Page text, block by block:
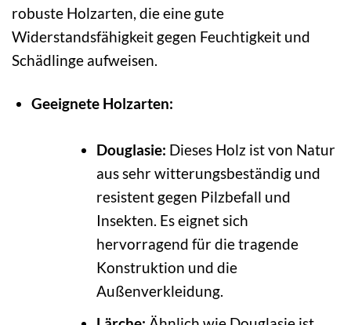
robuste Holzarten, die eine gute
Widerstandsfähigkeit gegen Feuchtigkeit und
Schädlinge aufweisen.
Geeignete Holzarten:
Douglasie: Dieses Holz ist von Natur
aus sehr witterungsbeständig und
resistent gegen Pilzbefall und
Insekten. Es eignet sich
hervorragend für die tragende
Konstruktion und die
Außenverkleidung.